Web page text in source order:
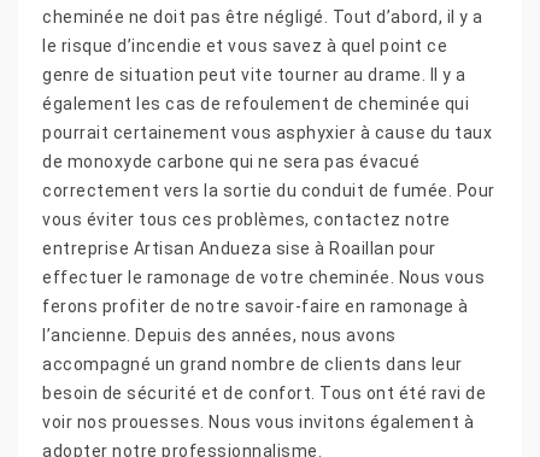
cheminée ne doit pas être négligé. Tout d’abord, il y a
le risque d’incendie et vous savez à quel point ce
genre de situation peut vite tourner au drame. Il y a
également les cas de refoulement de cheminée qui
pourrait certainement vous asphyxier à cause du taux
de monoxyde carbone qui ne sera pas évacué
correctement vers la sortie du conduit de fumée. Pour
vous éviter tous ces problèmes, contactez notre
entreprise Artisan Andueza sise à Roaillan pour
effectuer le ramonage de votre cheminée. Nous vous
ferons profiter de notre savoir-faire en ramonage à
l’ancienne. Depuis des années, nous avons
accompagné un grand nombre de clients dans leur
besoin de sécurité et de confort. Tous ont été ravi de
voir nos prouesses. Nous vous invitons également à
adopter notre professionnalisme.